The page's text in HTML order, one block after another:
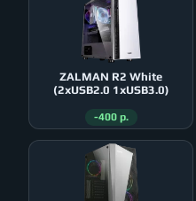
ZALMAN R2 White
(2xUSB2.0 1xUSB3.0)
-400 р.